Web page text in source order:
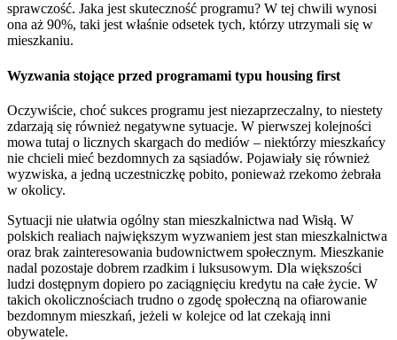
sprawczość. Jaka jest skuteczność programu? W tej chwili wynosi
ona aż 90%, taki jest właśnie odsetek tych, którzy utrzymali się w
mieszkaniu.
Wyzwania stojące przed programami typu housing first
Oczywiście, choć sukces programu jest niezaprzeczalny, to niestety
zdarzają się również negatywne sytuacje. W pierwszej kolejności
mowa tutaj o licznych skargach do mediów – niektórzy mieszkańcy
nie chcieli mieć bezdomnych za sąsiadów. Pojawiały się również
wyzwiska, a jedną uczestniczkę pobito, ponieważ rzekomo żebrała
w okolicy.
Sytuacji nie ułatwia ogólny stan mieszkalnictwa nad Wisłą. W
polskich realiach największym wyzwaniem jest stan mieszkalnictwa
oraz brak zainteresowania budownictwem społecznym. Mieszkanie
nadal pozostaje dobrem rzadkim i luksusowym. Dla większości
ludzi dostępnym dopiero po zaciągnięciu kredytu na całe życie. W
takich okolicznościach trudno o zgodę społeczną na ofiarowanie
bezdomnym mieszkań, jeżeli w kolejce od lat czekają inni
obywatele.